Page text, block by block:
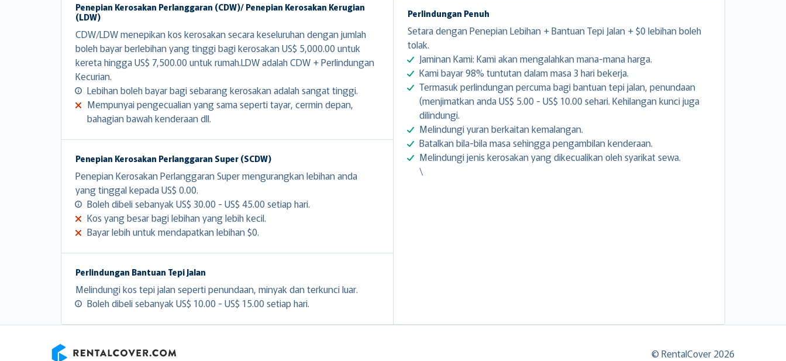
Penepian Kerosakan Perlanggaran (CDW)/ Penepian Kerosakan Kerugian
(LDW)
CDW/LDW menepikan kos kerosakan secara keseluruhan dengan jumlah
boleh bayar berlebihan yang tinggi bagi kerosakan US$ 5,000.00 untuk
kereta hingga US$ 7,500.00 untuk rumah.LDW adalah CDW + Perlindungan
Kecurian.
Lebihan boleh bayar bagi sebarang kerosakan adalah sangat tinggi.
Mempunyai pengecualian yang sama seperti tayar, cermin depan,
bahagian bawah kenderaan dll.
Penepian Kerosakan Perlanggaran Super (SCDW)
Penepian Kerosakan Perlanggaran Super mengurangkan lebihan anda
yang tinggal kepada US$ 0.00.
Boleh dibeli sebanyak US$ 30.00 - US$ 45.00 setiap hari.
Kos yang besar bagi lebihan yang lebih kecil.
Bayar lebih untuk mendapatkan lebihan $0.
Perlindungan Bantuan Tepi Jalan
Melindungi kos tepi jalan seperti penundaan, minyak dan terkunci luar.
Boleh dibeli sebanyak US$ 10.00 - US$ 15.00 setiap hari.
Perlindungan Penuh
Setara dengan Penepian Lebihan + Bantuan Tepi Jalan + $0 lebihan boleh
tolak.
Jaminan Kami: Kami akan mengalahkan mana-mana harga.
Kami bayar 98% tuntutan dalam masa 3 hari bekerja.
Termasuk perlindungan percuma bagi bantuan tepi jalan, penundaan
(menjimatkan anda US$ 5.00 - US$ 10.00 sehari. Kehilangan kunci juga
dilindungi.
Melindungi yuran berkaitan kemalangan.
Batalkan bila-bila masa sehingga pengambilan kenderaan.
Melindungi jenis kerosakan yang dikecualikan oleh syarikat sewa.
\
© RentalCover 2026